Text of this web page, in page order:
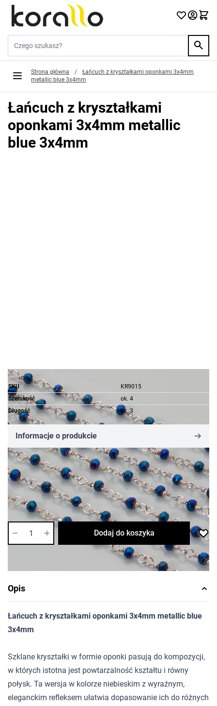
Przejdź do treści
Strona główna /
Łańcuch z kryształkami oponkami 3x4mm
metallic blue 3x4mm
Łańcuch z kryształkami
oponkami 3x4mm metallic
blue 3x4mm
SKU
KR9015
Szerokość
ok. 4
Długość
ok. 3
Informacje o produkcie
22,09 zł
Cena za opakowanie
Ilość w opakowaniu: 0.5 m m
Dostępność:średnia
Dodaj do koszyka
Opis
Łańcuch z kryształkami oponkami 3x4mm metallic blue
3x4mm
Szklane kryształki w formie oponki pasują do kompozycji,
w których istotna jest powtarzalność kształtu i równy
połysk. Ta wersja w kolorze niebieskim z wyraźnym,
eleganckim refleksem ułatwia dopasowanie ich do różnych